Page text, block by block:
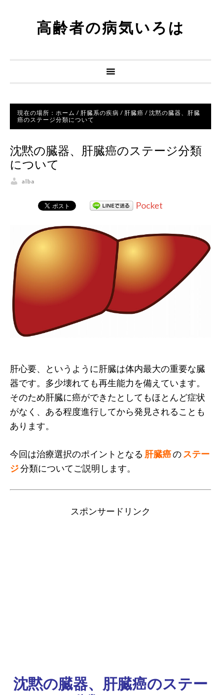
高齢者の病気いろは
現在の場所： ホーム / 肝臓系の疾病 / 肝臓癌 / 沈黙の臓器、肝臓
癌のステージ分類について
沈黙の臓器、肝臓癌のステージ分類
について
alba
Pocket
肝心要、というように肝臓は体内最大の重要な臓
器です。多少壊れても再生能力を備えています。
そのため肝臓に癌ができたとしてもほとんど症状
がなく、ある程度進行してから発見されることも
あります。
今回は治療選択のポイントとなる 肝臓癌の ステー
ジ分類についてご説明します。
スポンサードリンク
沈黙の臓器、肝臓癌のステー